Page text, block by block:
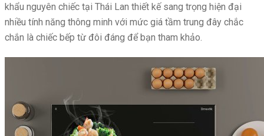
khẩu nguyên chiếc tại Thái Lan thiết kế sang trọng hiện đại
nhiều tính năng thông minh với mức giá tầm trung đây chắc
chắn là chiếc bếp từ đôi đáng để bạn tham khảo.